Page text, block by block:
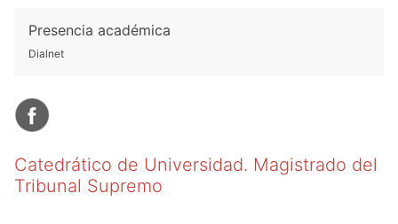
Presencia académica
Dialnet
Catedrático de Universidad. Magistrado del
Tribunal Supremo